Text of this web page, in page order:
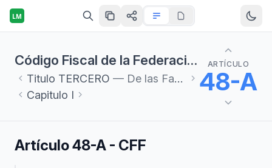
LM
Código Fiscal de la Federación
Titulo TERCERO — De las Facultades de las Autoridades Fiscales
Capitulo I
ARTÍCULO
48-A
Artículo 48-A - CFF